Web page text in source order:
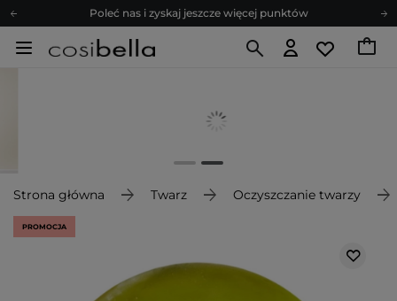
Poleć nas i zyskaj jeszcze więcej punktów
Zapisz się na newsletter pełen porad
Poleć nas i zyskaj jeszcze więcej punktów
Strona główna Twarz Oczyszczanie twarzy
PROMOCJA